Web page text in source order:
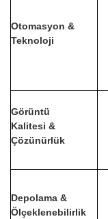
Otomasyon &
Teknoloji
Görüntü
Kalitesi &
Çözünürlük
Depolama &
Ölçeklenebilirlik